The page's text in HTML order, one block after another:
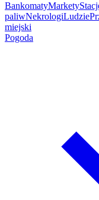
BankomatyMarkety
paliwNekrologiLudzie
miejski
Pogoda